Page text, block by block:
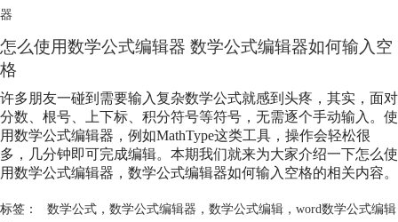
器
怎么使用数学公式编辑器 数学公式编辑器如何输入空
格
许多朋友一碰到需要输入复杂数学公式就感到头疼，其实，面对
分数、根号、上下标、积分符号等符号，无需逐个手动输入。使
用数学公式编辑器，例如MathType这类工具，操作会轻松很
多，几分钟即可完成编辑。本期我们就来为大家介绍一下怎么使
用数学公式编辑器， 数学公式编辑器如何输入空格的相关内容。
标签： 数学公式， 数学公式编辑器 ， 数学公式编辑， word数学公式编辑